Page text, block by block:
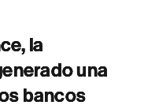
la
una
bancos